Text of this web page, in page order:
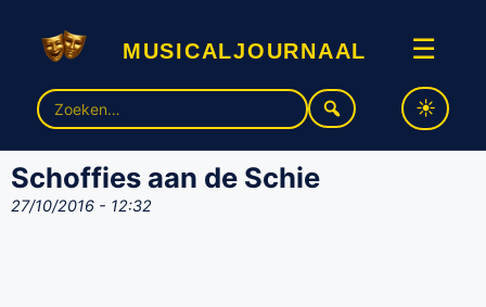
musicaljournaal ☰
Zoek
naar:
Schoffies aan de Schie
27/10/2016 - 12:32